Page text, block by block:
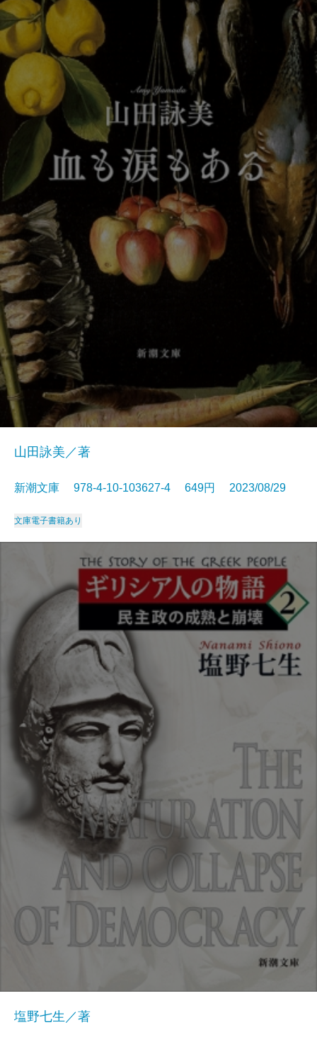
山田詠美／著
新潮文庫 978-4-10-103627-4 649円 2023/08/29
文庫電子書籍あり
塩野七生／著